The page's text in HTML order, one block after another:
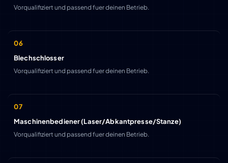
Vorqualifiziert und passend fuer deinen Betrieb.
Blechschlosser
Vorqualifiziert und passend fuer deinen Betrieb.
Maschinenbediener (Laser/Abkantpresse/Stanze)
Vorqualifiziert und passend fuer deinen Betrieb.